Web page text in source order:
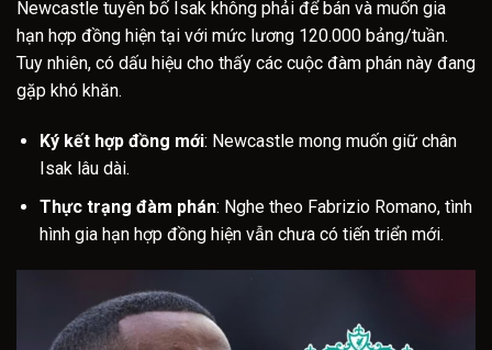
Newcastle tuyên bố Isak không phải để bán và muốn gia
hạn hợp đồng hiện tại với mức lương 120.000 bảng/tuần.
Tuy nhiên, có dấu hiệu cho thấy các cuộc đàm phán này đang
gặp khó khăn.
Ký kết hợp đồng mới: Newcastle mong muốn giữ chân
Isak lâu dài.
Thực trạng đàm phán: Nghe theo Fabrizio Romano, tình
hình gia hạn hợp đồng hiện vẫn chưa có tiến triển mới.